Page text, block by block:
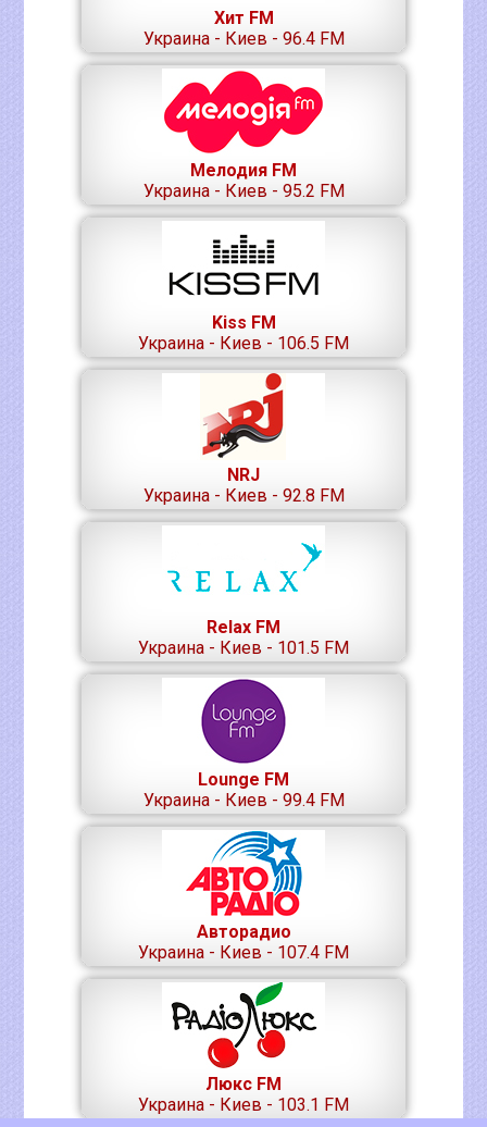
Хит FM
Украина - Киев - 96.4 FM
Мелодия FM
Украина - Киев - 95.2 FM
Kiss FM
Украина - Киев - 106.5 FM
NRJ
Украина - Киев - 92.8 FM
Relax FM
Украина - Киев - 101.5 FM
Lounge FM
Украина - Киев - 99.4 FM
Авторадио
Украина - Киев - 107.4 FM
Люкс FM
Украина - Киев - 103.1 FM